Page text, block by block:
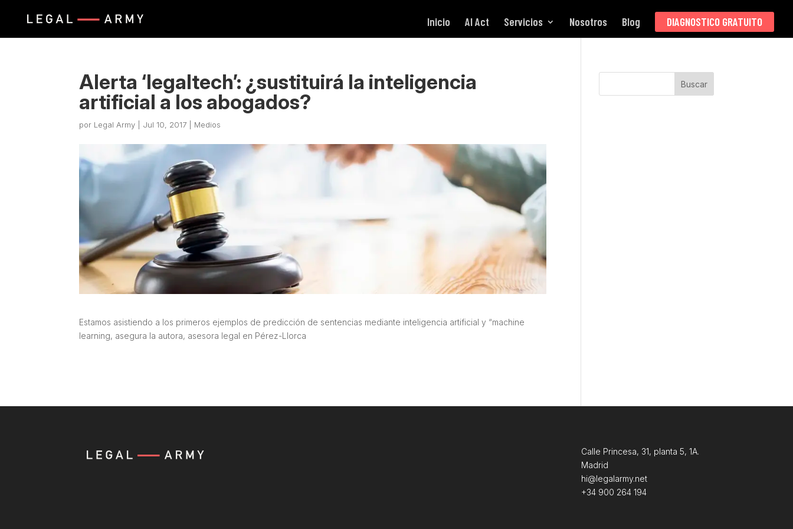
Inicio AI Act Servicios Nosotros Blog DIAGNOSTICO GRATUITO
Alerta ‘legaltech’: ¿sustituirá la inteligencia
artificial a los abogados?
por Legal Army Jul 10, 2017 Medios
Estamos asistiendo a los primeros ejemplos de predicción de sentencias mediante inteligencia artificial y “machine
learning, asegura la autora, asesora legal en Pérez-Llorca
Buscar
Calle Princesa, 31, planta 5, 1A.
Madrid
hi@legalarmy.net
+34 900 264 194